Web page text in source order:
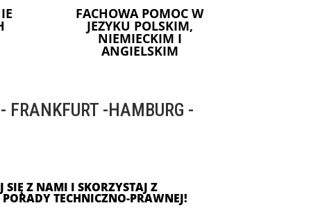
FACHOWA POMOC W
JEZYKU POLSKIM,
NIEMIECKIM I
ANGIELSKIM
FRANKFURT -HAMBURG -
SIĘ Z NAMI I SKORZYSTAJ Z
PORADY TECHNICZNO-PRAWNEJ!